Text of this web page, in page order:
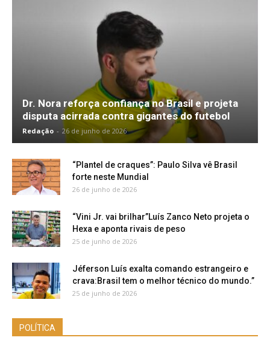
Dr. Nora reforça confiança no Brasil e projeta
disputa acirrada contra gigantes do futebol
Redação - 26 de junho de 2026
“Plantel de craques”: Paulo Silva vê Brasil
forte neste Mundial
26 de junho de 2026
“Vini Jr. vai brilhar”Luís Zanco Neto projeta o
Hexa e aponta rivais de peso
25 de junho de 2026
Jéferson Luís exalta comando estrangeiro e
crava:Brasil tem o melhor técnico do mundo.”
25 de junho de 2026
POLÍTICA